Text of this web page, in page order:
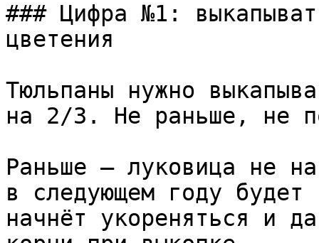
### Цифра №1:
цветения
Тюльпаны нужно
на 2/3. Не раньше, не
Раньше — луковица не
в следующем году
начнёт укореняться и